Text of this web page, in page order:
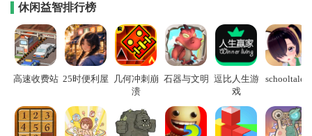
休闲益智排行榜
高速收费站 25时便利屋
几何冲刺崩
溃
石器与文明 逗比人生游
戏
schooltales